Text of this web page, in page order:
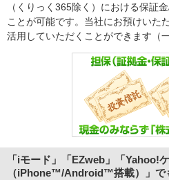
（くりっく365除く）における保証
ことが可能です。当社にお預けいた
活用していただくことができます（
「iモード」「EZweb」「Yahoo!
（iPhone™/Android™搭載）」で